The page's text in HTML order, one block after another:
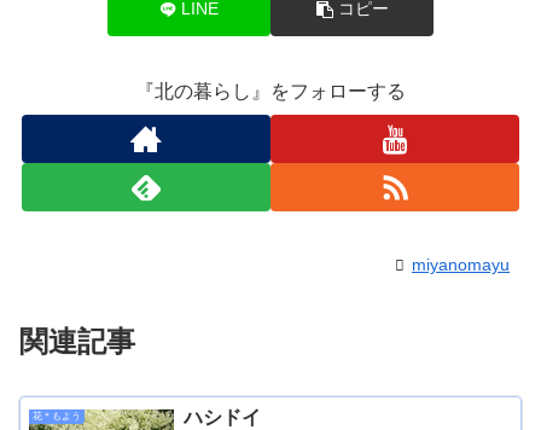
LINE コピー
『北の暮らし』をフォローする
miyanomayu
関連記事
花＊もよう ハシドイ